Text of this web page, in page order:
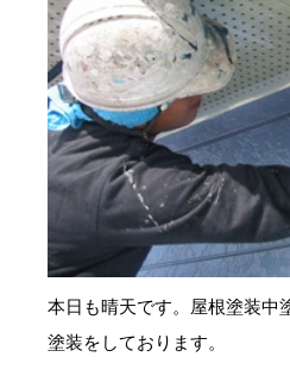
本日も晴天です。屋根塗装中
塗装をしております。